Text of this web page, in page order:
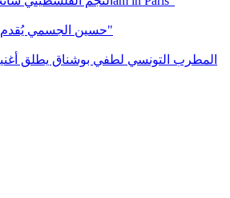
حسين الجسمي يُقدم أحدث أغنياته "أنا أحترق"
المطرب التونسي لطفي بوشناق يطلق